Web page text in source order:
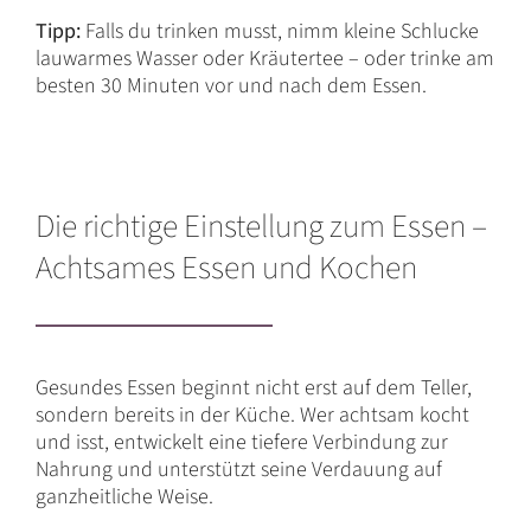
Tipp:Falls du trinken musst, nimm kleine Schlucke
lauwarmes Wasser oder Kräutertee – oder trinke am
besten 30 Minuten vor und nach dem Essen.
Die richtige Einstellung zum Essen –
Achtsames Essen und Kochen
Gesundes Essen beginnt nicht erst auf dem Teller,
sondern bereits in der Küche. Wer achtsam kocht
und isst, entwickelt eine tiefere Verbindung zur
Nahrung und unterstützt seine Verdauung auf
ganzheitliche Weise.